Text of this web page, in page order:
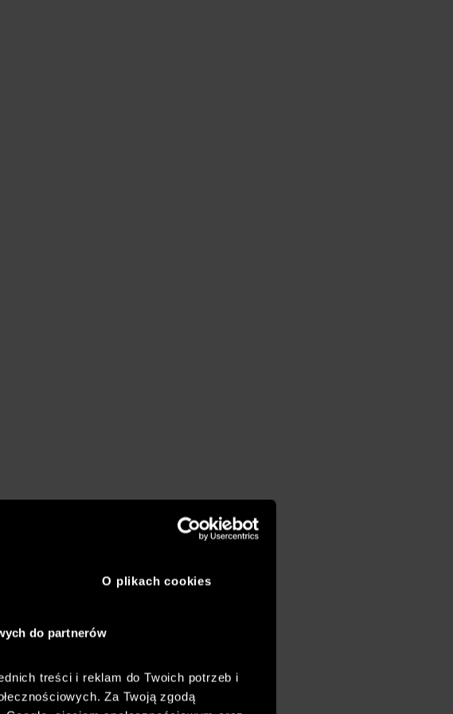
O plikach cookies
do partnerów
treści i reklam do Twoich potrzeb i
Za Twoją zgodą